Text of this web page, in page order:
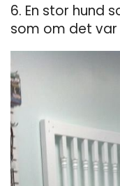
6. En stor hund
som om det